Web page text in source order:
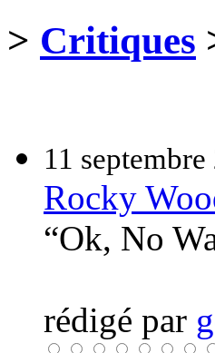
> Critiques
11
Rocky
“Ok, No
rédigé par